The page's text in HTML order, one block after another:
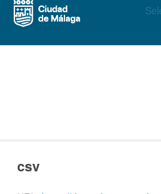
csv